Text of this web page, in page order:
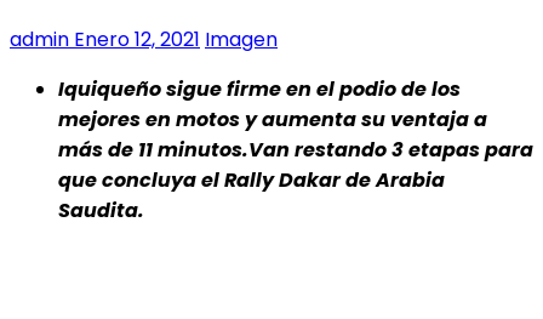
admin Enero 12, 2021 Imagen
Iquiqueño sigue firme en el podio de los
mejores en motos y aumenta su ventaja a
más de 11 minutos.Van restando 3 etapas para
que concluya el Rally Dakar de Arabia
Saudita.